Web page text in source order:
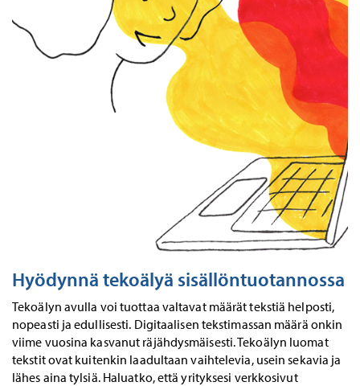
Hyödynnä tekoälyä sisällöntuotannossa
Tekoälyn avulla voi tuottaa valtavat määrät tekstiä helposti,
nopeasti ja edullisesti. Digitaalisen tekstimassan määrä onkin
viime vuosina kasvanut räjähdysmäisesti. Tekoälyn luomat
tekstit ovat kuitenkin laadultaan vaihtelevia, usein sekavia ja
lähes aina tylsiä. Haluatko, että yrityksesi verkkosivut